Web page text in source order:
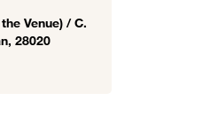
Venue) / C.
28020